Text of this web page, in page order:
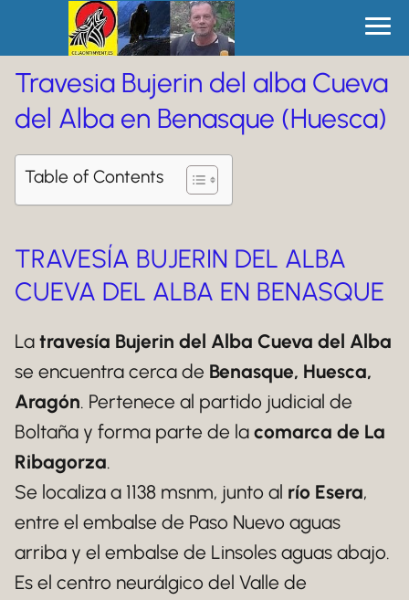
Travesia Bujerin del alba Cueva
del Alba en Benasque (Huesca)
Table of Contents
TRAVESÍA BUJERIN DEL ALBA
CUEVA DEL ALBA EN BENASQUE
La travesía Bujerin del Alba Cueva del Alba
se encuentra cerca de Benasque, Huesca,
Aragón. Pertenece al partido judicial de
Boltaña y forma parte de la comarca de La
Ribagorza.
Se localiza a 1138 msnm, junto al río Esera,
entre el embalse de Paso Nuevo aguas
arriba y el embalse de Linsoles aguas abajo.
Es el centro neurálgico del Valle de